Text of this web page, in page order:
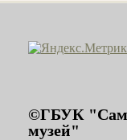
©ГБУК
музей"